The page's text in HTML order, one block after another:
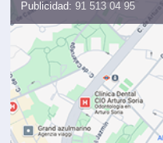
Publicidad: 91 513 04 95